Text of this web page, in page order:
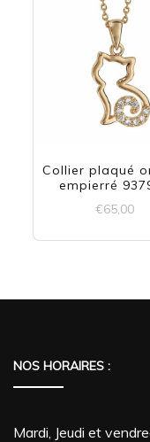
Collier plaqué
empierré
€65,00
NOS HORAIRES :
Mardi, Jeudi et